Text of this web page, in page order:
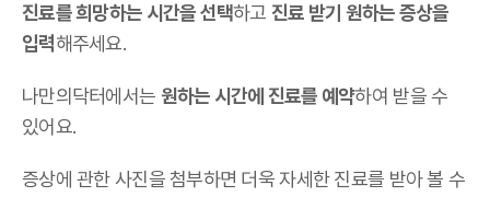
진료를 희망하는 시간을 선택하고 진료 받기 원하는 증상을
입력해주세요.
나만의닥터에서는 원하는 시간에 진료를 예약하여 받을 수
있어요.
증상에 관한 사진을 첨부하면 더욱 자세한 진료를 받아 볼 수